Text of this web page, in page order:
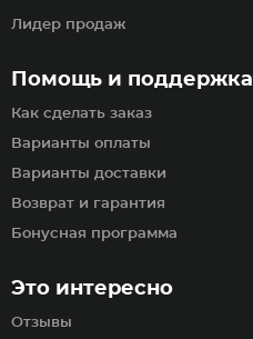
Помощь и поддержка
Как сделать заказ
Варианты оплаты
Варианты доставки
Возврат и гарантия
Бонусная программа
Лидер продаж
Это интересно
Отзывы